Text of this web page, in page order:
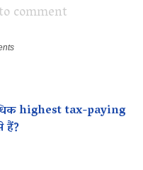
comment
highest tax-paying
हैं?